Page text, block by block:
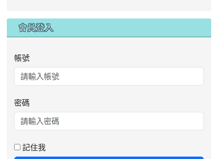
會員登入
帳號
密碼
記住我